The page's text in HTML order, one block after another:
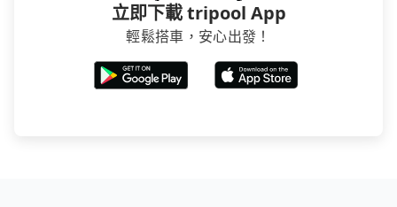
立即下載 tripool App
輕鬆搭車，安心出發！